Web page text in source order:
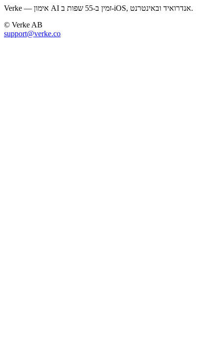
Verke — אימון AI זמין ב-55 שפות ב-iOS, אנדרואיד ובאינטרנט.
© Verke AB
support@verke.co